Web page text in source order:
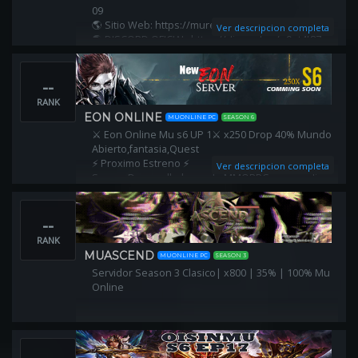
09
🌎 Sitio Web: https://murenacimiento-s3.site
🌎 DISCORD OFICIAL: https://discord.gg/u9ut4f87
🌎 GRUPO WHATSAPP:
https://chat.whatsapp.com/LaaGzs5CFvM9eYdUxSdhkB
Ver descripcion completa
--
RANK
EON ONLINE MUONLINE PC SEASON 6
⚔ Eon Online Mu s6 UP 1⚔ x250 Drop 40% Mundo
Abierto,fantasia,Quest
⚡ Proximo Estreno ⚡
Somos Desarrolladores de MMORPG con amplia
experiencia en el campo
https://discord.gg/uSNhD5vES9
Ver descripcion completa
--
RANK
MUASCEND MUONLINE PC SEASON 3
Servidor Season 3 Clasico| x800 | 35% | 100% Mu
Online